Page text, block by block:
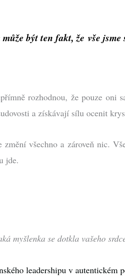
může být ten fakt, že vše
rozhodnou, že pouze oni
a získávají sílu ocenit
změní všechno a zároveň nic.
jde.
myšlenka se dotkla vašeho
leadershipu v autentickém